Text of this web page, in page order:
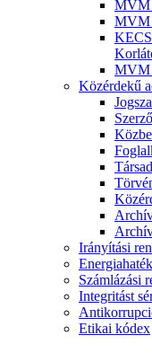
MVM
MVM
MVM
Közérdekű
Irányítási
Számlázási
Integritást
Etikai kódex